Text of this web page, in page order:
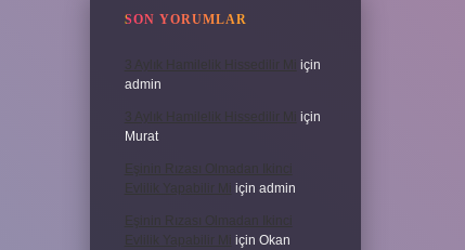
SON YORUMLAR
3 Aylık Hamilelik Hissedilir Mi
için
admin
3 Aylık Hamilelik Hissedilir Mi için
Murat
Eşinin Rızası Olmadan Ikinci
Evlilik Yapabilir Mi için admin
Eşinin Rızası Olmadan Ikinci
Evlilik Yapabilir Mi için Okan